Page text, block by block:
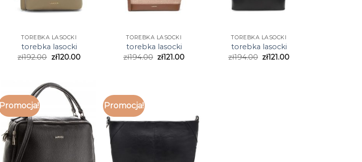
TOREBKA LASOCKI
torebka lasocki
zł192.00 zł120.00
TOREBKA LASOCKI
torebka lasocki
zł194.00 zł121.00
TOREBKA LASOCKI
torebka lasocki
zł194.00 zł121.00
Promocja! Promocja!